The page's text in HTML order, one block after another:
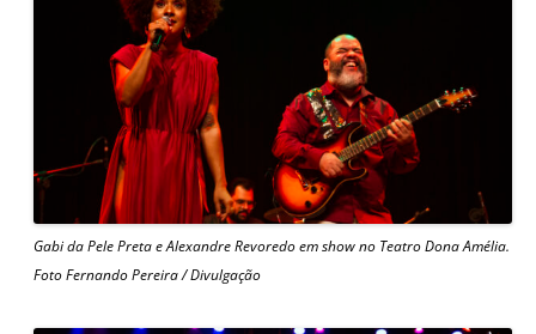
Gabi da Pele Preta e Alexandre Revoredo em show no Teatro Dona Amélia.
Foto Fernando Pereira / Divulgação